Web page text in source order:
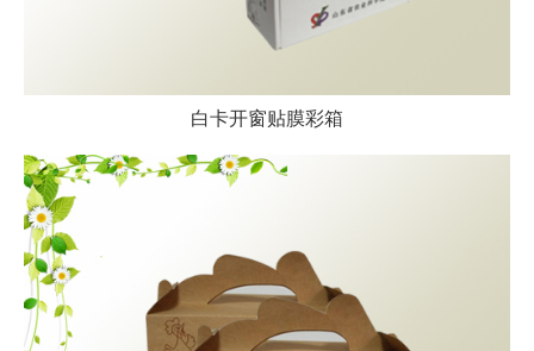
白卡开窗贴膜彩箱